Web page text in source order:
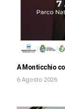
A Monticchio
6 Agosto 2026